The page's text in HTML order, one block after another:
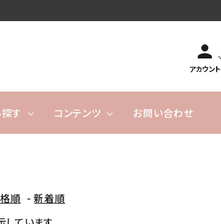
person
アカウント
カレンダーバルーン/バ
ルーンケーキ
す コンテンツ お問い合わせ
順 -新着順